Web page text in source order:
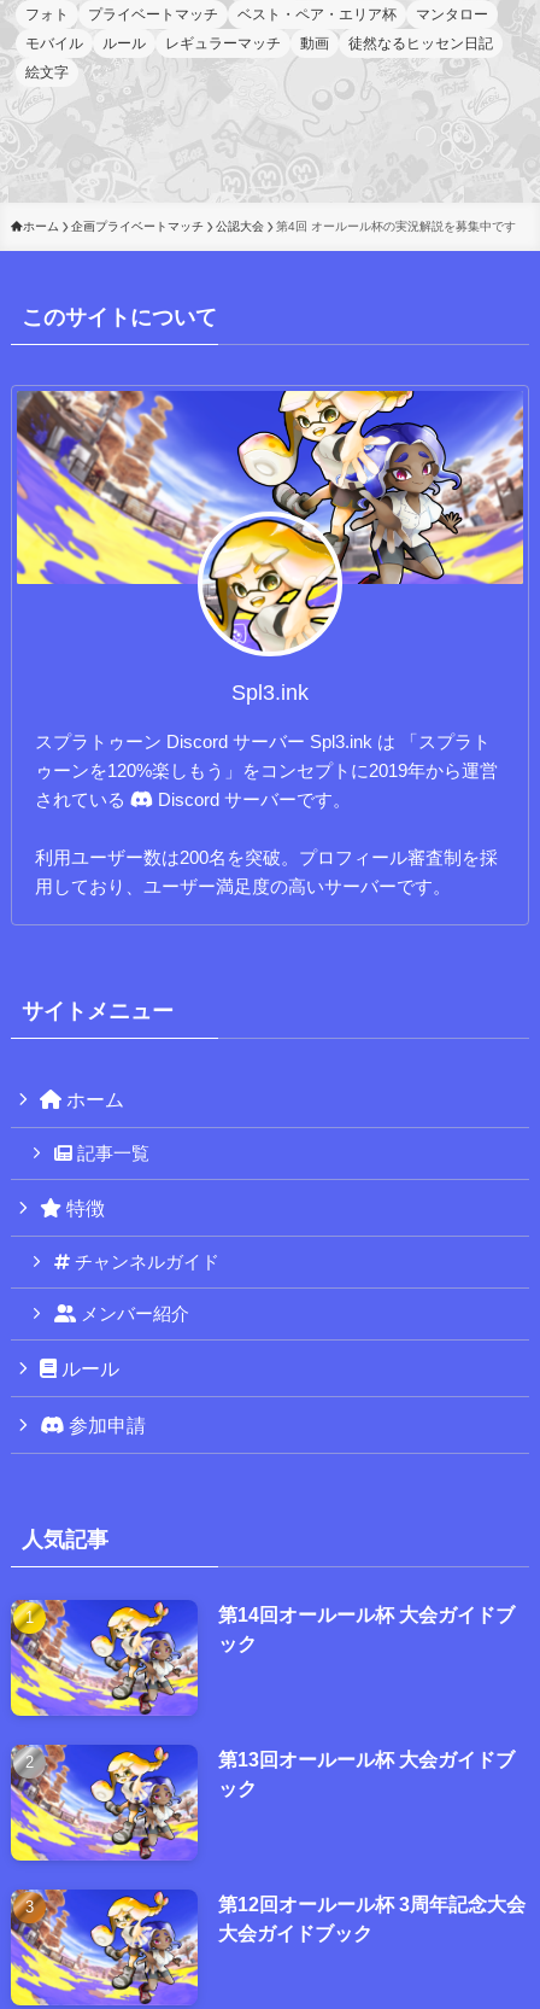
フォト
プライベートマッチ ベスト・ペア・エリア杯
マンタロー
モバイル
ルール レギュラーマッチ 動画
徒然なるヒッセン日記
絵文字
ホーム 企画プライベートマッチ 公認大会 第4回 オールール杯の実況解説を募集中です
このサイトについて
Spl3.ink
スプラトゥーン Discord サーバー Spl3.ink は 「スプラト
ゥーンを120%楽しもう」をコンセプトに2019年から運営
されている
Discord サーバーです。
利用ユーザー数は200名を突破。プロフィール審査制を採
用しており、ユーザー満足度の高いサーバーです。
サイトメニュー
ホーム
記事一覧
特徴
チャンネルガイド
メンバー紹介
ルール
参加申請
人気記事
第14回オールール杯 大会ガイドブ
ック
第13回オールール杯 大会ガイドブ
ック
第12回オールール杯 3周年記念大会
大会ガイドブック